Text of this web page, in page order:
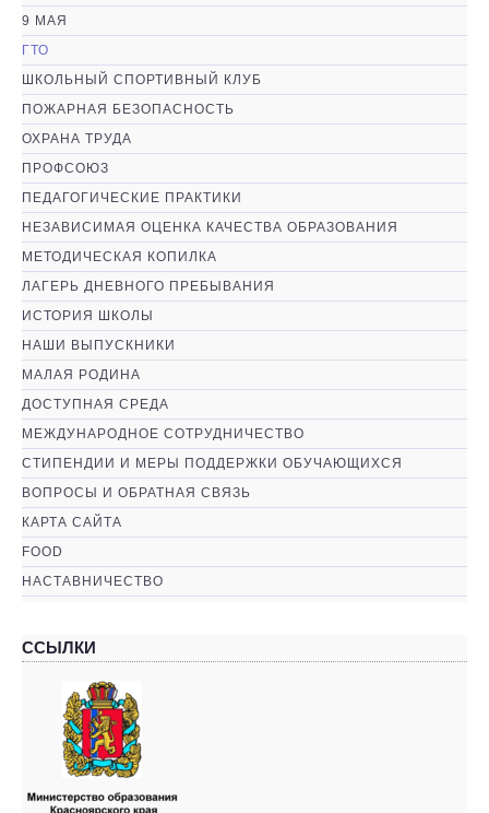
9 МАЯ
ГТО
ШКОЛЬНЫЙ СПОРТИВНЫЙ КЛУБ
ПОЖАРНАЯ БЕЗОПАСНОСТЬ
ОХРАНА ТРУДА
ПРОФСОЮЗ
ПЕДАГОГИЧЕСКИЕ ПРАКТИКИ
НЕЗАВИСИМАЯ ОЦЕНКА КАЧЕСТВА ОБРАЗОВАНИЯ
МЕТОДИЧЕСКАЯ КОПИЛКА
ЛАГЕРЬ ДНЕВНОГО ПРЕБЫВАНИЯ
ИСТОРИЯ ШКОЛЫ
НАШИ ВЫПУСКНИКИ
МАЛАЯ РОДИНА
ДОСТУПНАЯ СРЕДА
МЕЖДУНАРОДНОЕ СОТРУДНИЧЕСТВО
СТИПЕНДИИ И МЕРЫ ПОДДЕРЖКИ ОБУЧАЮЩИХСЯ
ВОПРОСЫ И ОБРАТНАЯ СВЯЗЬ
КАРТА САЙТА
FOOD
НАСТАВНИЧЕСТВО
ССЫЛКИ